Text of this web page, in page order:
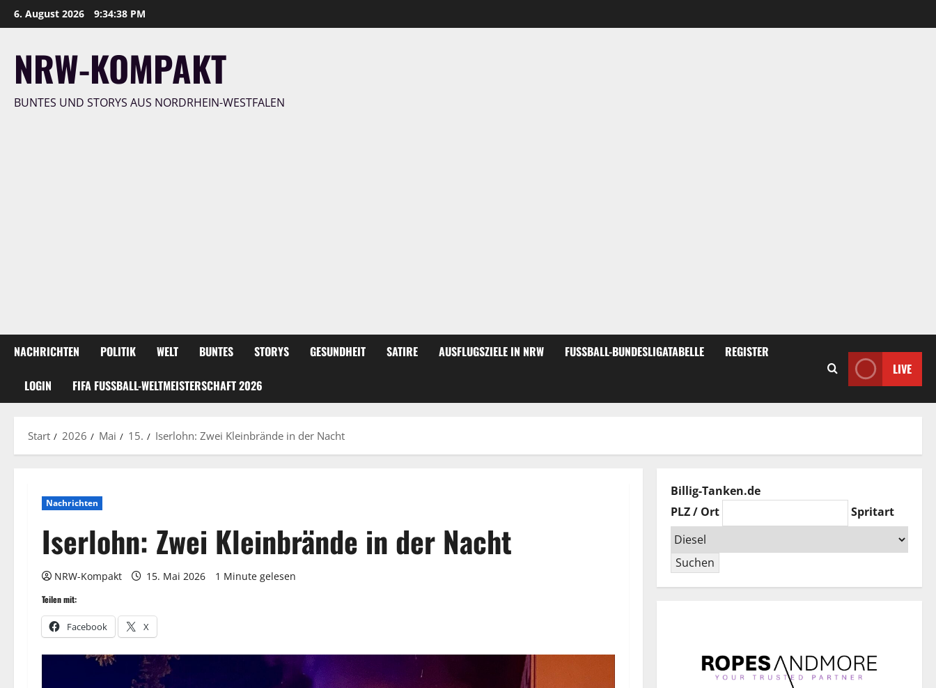
Zum
Inhalt
6. August 2026 9:34:39 PM
NRW-KOMPAKT
BUNTES UND STORYS AUS NORDRHEIN-WESTFALEN
NACHRICHTEN POLITIK WELT BUNTES STORYS GESUNDHEIT SATIRE AUSFLUGSZIELE IN NRW FUSSBALL-BUNDESLIGATABELLE REGISTER
LOGIN FIFA FUSSBALL-WELTMEISTERSCHAFT 2026
LIVE
Start 2026 Mai 15. Iserlohn: Zwei Kleinbrände in der Nacht
Nachrichten
Iserlohn: Zwei Kleinbrände in der Nacht
NRW-Kompakt 15. Mai 2026 1 Minute gelesen
Teilen mit:
Facebook X
Billig-Tanken.de
PLZ / Ort
Spritart
Suchen